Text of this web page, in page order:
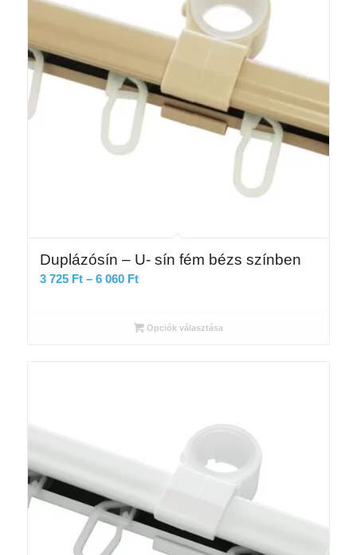
Duplázósín – U- sín fém bézs színben
3 725 Ft – 6 060 FtÁrtartomány:
-
Opciók választása